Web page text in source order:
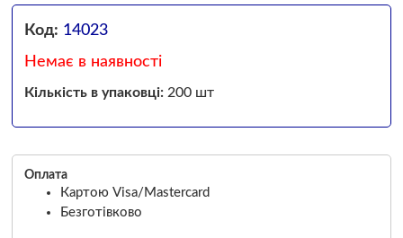
Код: 14023
Немає в наявності
Кількість в упаковці:200 шт
Оплата
Картою Visa/Mastercard
Безготівково